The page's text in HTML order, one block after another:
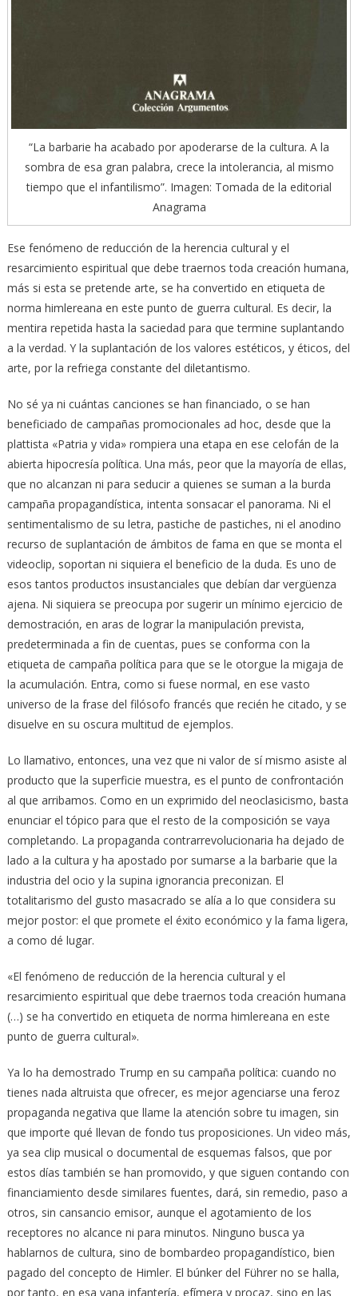
“La barbarie ha acabado por apoderarse de la cultura. A la
sombra de esa gran palabra, crece la intolerancia, al mismo
tiempo que el infantilismo”. Imagen: Tomada de la editorial
Anagrama
Ese fenómeno de reducción de la herencia cultural y el
resarcimiento espiritual que debe traernos toda creación humana,
más si esta se pretende arte, se ha convertido en etiqueta de
norma himlereana en este punto de guerra cultural. Es decir, la
mentira repetida hasta la saciedad para que termine suplantando
a la verdad. Y la suplantación de los valores estéticos, y éticos, del
arte, por la refriega constante del diletantismo.
No sé ya ni cuántas canciones se han financiado, o se han
beneficiado de campañas promocionales ad hoc, desde que la
plattista «Patria y vida» rompiera una etapa en ese celofán de la
abierta hipocresía política. Una más, peor que la mayoría de ellas,
que no alcanzan ni para seducir a quienes se suman a la burda
campaña propagandística, intenta sonsacar el panorama. Ni el
sentimentalismo de su letra, pastiche de pastiches, ni el anodino
recurso de suplantación de ámbitos de fama en que se monta el
videoclip, soportan ni siquiera el beneficio de la duda. Es uno de
esos tantos productos insustanciales que debían dar vergüenza
ajena. Ni siquiera se preocupa por sugerir un mínimo ejercicio de
demostración, en aras de lograr la manipulación prevista,
predeterminada a fin de cuentas, pues se conforma con la
etiqueta de campaña política para que se le otorgue la migaja de
la acumulación. Entra, como si fuese normal, en ese vasto
universo de la frase del filósofo francés que recién he citado, y se
disuelve en su oscura multitud de ejemplos.
Lo llamativo, entonces, una vez que ni valor de sí mismo asiste al
producto que la superficie muestra, es el punto de confrontación
al que arribamos. Como en un exprimido del neoclasicismo, basta
enunciar el tópico para que el resto de la composición se vaya
completando. La propaganda contrarrevolucionaria ha dejado de
lado a la cultura y ha apostado por sumarse a la barbarie que la
industria del ocio y la supina ignorancia preconizan. El
totalitarismo del gusto masacrado se alía a lo que considera su
mejor postor: el que promete el éxito económico y la fama ligera,
a como dé lugar.
«El fenómeno de reducción de la herencia cultural y el
resarcimiento espiritual que debe traernos toda creación humana
(…) se ha convertido en etiqueta de norma himlereana en este
punto de guerra cultural».
Ya lo ha demostrado Trump en su campaña política: cuando no
tienes nada altruista que ofrecer, es mejor agenciarse una feroz
propaganda negativa que llame la atención sobre tu imagen, sin
que importe qué llevan de fondo tus proposiciones. Un video más,
ya sea clip musical o documental de esquemas falsos, que por
estos días también se han promovido, y que siguen contando con
financiamiento desde similares fuentes, dará, sin remedio, paso a
otros, sin cansancio emisor, aunque el agotamiento de los
receptores no alcance ni para minutos. Ninguno busca ya
hablarnos de cultura, sino de bombardeo propagandístico, bien
pagado del concepto de Himler. El búnker del Führer no se halla,
por tanto, en esa vana infantería, efímera y procaz, sino en las